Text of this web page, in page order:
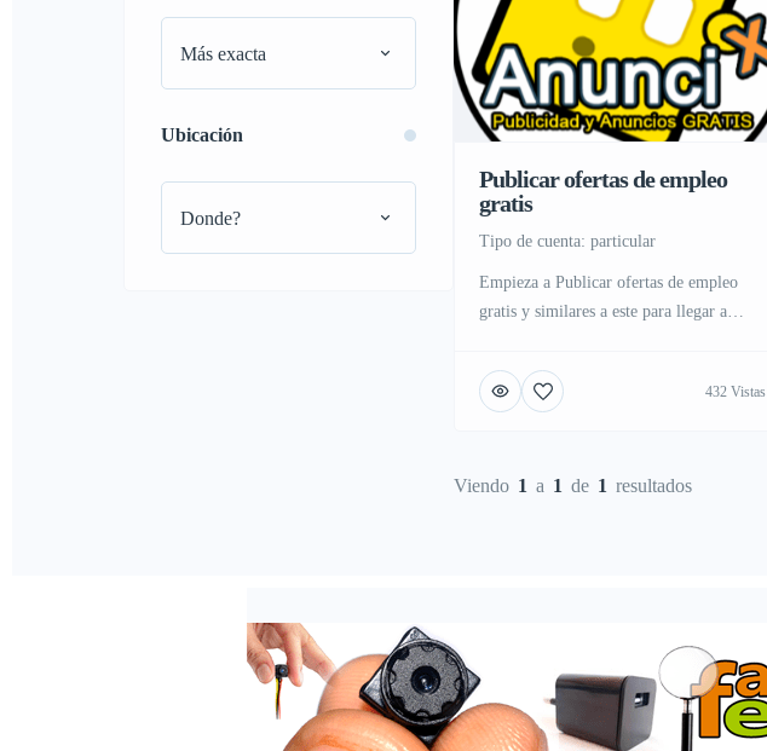
Más exacta
Ubicación
Donde?
Publicar ofertas de empleo
gratis
tipo de cuenta: particular
Empieza a Publicar ofertas de empleo
gratis y similares a este para llegar a
432 Vistas
Viendo 1 a 1 de 1 resultados